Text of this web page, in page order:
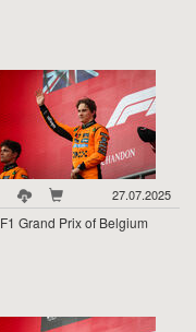
27.07.2025
F1 Grand Prix of Belgium